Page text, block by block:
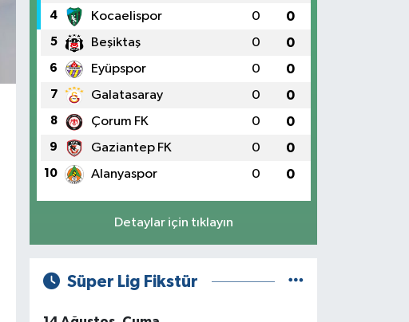
4 Kocaelispor 0 0
5 Beşiktaş 0 0
6 Eyüpspor 0 0
7 Galatasaray 0 0
8 Çorum FK 0 0
9 Gaziantep FK 0 0
10 Alanyaspor 0 0
Detaylar için tıklayın
Süper Lig Fikstür